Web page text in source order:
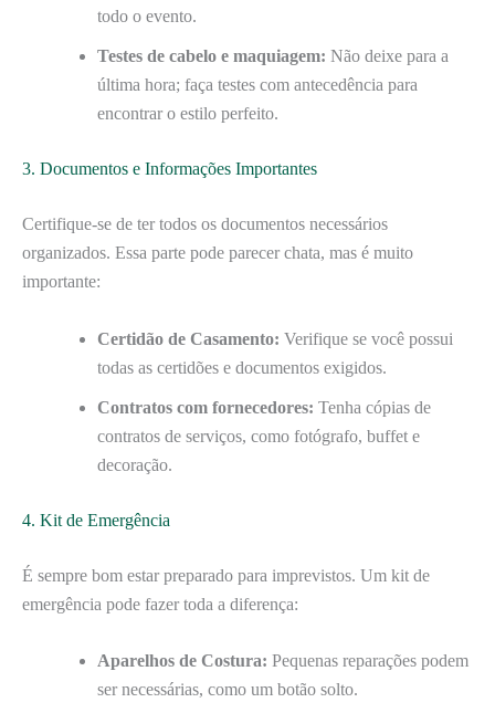
todo o evento.
Testes de cabelo e maquiagem: Não deixe para a
última hora; faça testes com antecedência para
encontrar o estilo perfeito.
3. Documentos e Informações Importantes
Certifique-se de ter todos os documentos necessários
organizados. Essa parte pode parecer chata, mas é muito
importante:
Certidão de Casamento: Verifique se você possui
todas as certidões e documentos exigidos.
Contratos com fornecedores: Tenha cópias de
contratos de serviços, como fotógrafo, buffet e
decoração.
4. Kit de Emergência
É sempre bom estar preparado para imprevistos. Um kit de
emergência pode fazer toda a diferença:
Aparelhos de Costura: Pequenas reparações podem
ser necessárias, como um botão solto.